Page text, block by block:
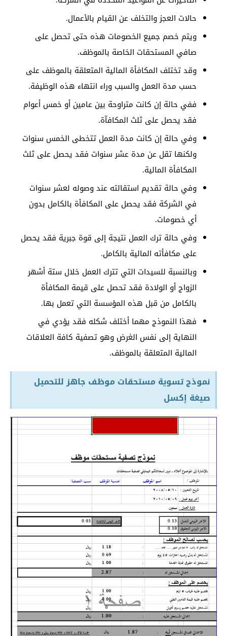
حالات العجز والتخلف عن القيام بالأعمال.
ويتم خصم جميع الخصومات هذه حتى تحصل على
صافي المستحقات الخاصة بالموظف.
وقد تختلف المكافأة المالية المتعلقة بالموظف على
حسب مدة العمل والسبب وراء انتهاء هذه الوظيفة.
ففي حالة إن كانت متراوحة بين عامين أو خمس أعوام
فقد يحصل على ثلث المكافآة.
وفي حالة إن كانت مدة العمل تتخطى الخمس سنوات
ولكنها تقل عن مدة عشر سنوات فقد يحصل على ثلث
المكافأة المالية.
وفي حالة تقديم استقالته عند وصوله لعشر سنوات
في الشركة فقد يحصل على المكافأة بالكامل بدون
أي خصومات.
وفي حالة ترك العمل نتيجة إلى قوة جبرية فقد يحصل
على مكافأته المالية بالكامل.
وبالنسبة للسيدات التي تترك العمل خلال ستة أشهر
الزواج أو الولادة فقد تحصل على قيمة المكافأة
بالكامل من قبل هذه المؤسسة التي تعمل بها.
فهذا النموذج مهما أختلف شكله فقد يؤدي في
النهاية إلى نفس الغرض وهو تصفية كافة العلاقات
المالية المتعلقة بالموظف.
نموذج تسوية مستحقات موظف جاهز للتحميل
صيغة إكسل